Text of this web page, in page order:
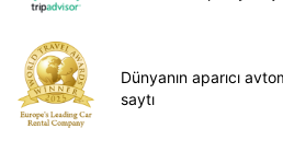
Dünyanın aparıcı
saytı